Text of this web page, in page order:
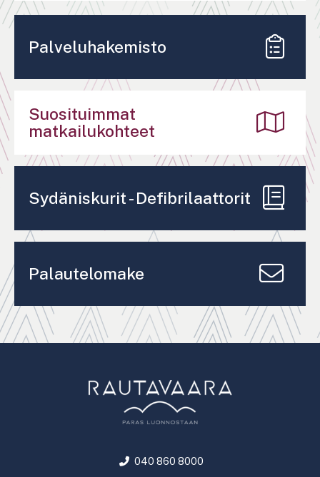
Palveluhakemisto
Suosituimmat
matkailukohteet
Sydäniskurit - Defibrilaattorit
Palautelomake
040 860 8000